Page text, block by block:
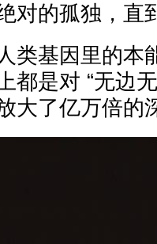
对的孤独，直
类基因里的本
都是对 “无边
大了亿万倍的